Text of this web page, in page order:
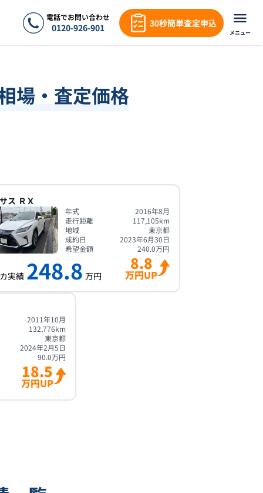
電話でお問い合わせ
0120-926-901 30秒簡単査定申込
メニュー
場・査定価格
ス ＲＸ
年式
2016年8月
走行距離
117,105km
地域
東京都
成約日
2023年6月30日
希望金額
240.0万円
実績 248.8 万円
8.8
万円UP
2011年10月
132,776km
東京都
2024年2月5日
90.0万円
18.5
万円UP